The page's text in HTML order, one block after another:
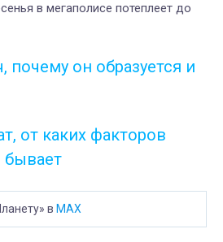
в мегаполисе потеплеет до
почему он образуется и
от каких факторов
бывает
в MAX